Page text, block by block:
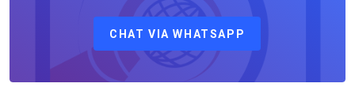
Pertanahan
Kota
CHAT VIA WHATSAPP